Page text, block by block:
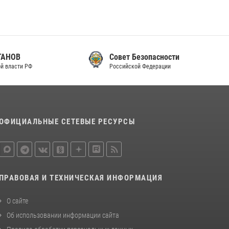
злоумышленников, напавших на бригаду
скорой помощи (видео)
Виктора Золотова с заместителем
Российской Федерации в Северо-Кавказском
федеральном округе Виталием Кузнецовым
Совет Безопасности
Российской Федерации
СЕТЕВЫЕ РЕСУРСЫ
ПРАВОВАЯ И ТЕХНИЧЕСКАЯ ИНФОРМАЦИЯ
О сайте
Об использовании информации сайта